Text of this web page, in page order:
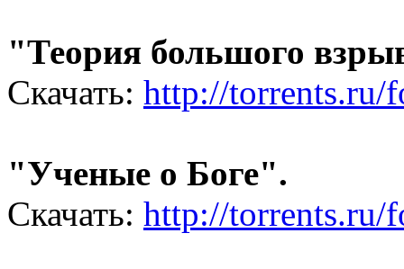
"Теория большого
Скачать: http://torrents.ru/
"Ученые о Боге".
Скачать: http://torrents.ru/